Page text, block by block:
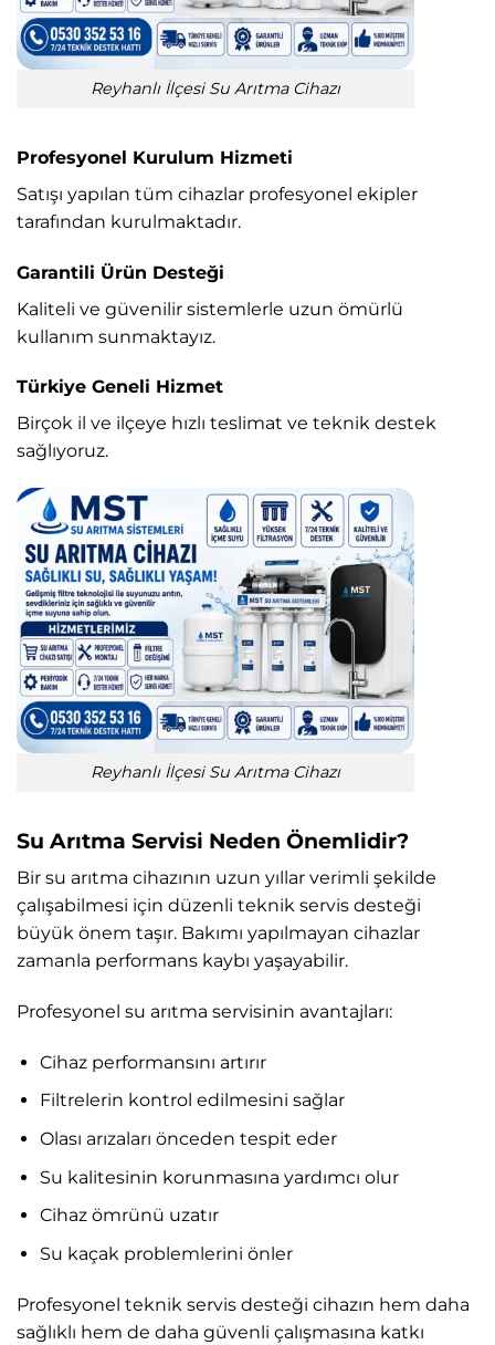
Reyhanlı İlçesi Su Arıtma Cihazı
Profesyonel Kurulum Hizmeti
Satışı yapılan tüm cihazlar profesyonel ekipler
tarafından kurulmaktadır.
Garantili Ürün Desteği
Kaliteli ve güvenilir sistemlerle uzun ömürlü
kullanım sunmaktayız.
Türkiye Geneli Hizmet
Birçok il ve ilçeye hızlı teslimat ve teknik destek
sağlıyoruz.
Reyhanlı İlçesi Su Arıtma Cihazı
Su Arıtma Servisi Neden Önemlidir?
Bir su arıtma cihazının uzun yıllar verimli şekilde
çalışabilmesi için düzenli teknik servis desteği
büyük önem taşır. Bakımı yapılmayan cihazlar
zamanla performans kaybı yaşayabilir.
Profesyonel su arıtma servisinin avantajları:
Cihaz performansını artırır
Filtrelerin kontrol edilmesini sağlar
Olası arızaları önceden tespit eder
Su kalitesinin korunmasına yardımcı olur
Cihaz ömrünü uzatır
Su kaçak problemlerini önler
Profesyonel teknik servis desteği cihazın hem daha
sağlıklı hem de daha güvenli çalışmasına katkı